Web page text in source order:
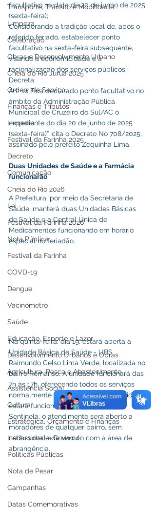
Transporte, Trânsito e Mobilidade
Limpeza
Celebração
Obras e Desenvolvimento Urbano
Cheia do Rio Juruá 2025
Ordem de Serviço
Finanças e Tributos
Limpeza
Festival da Farinha 2025
Decreto
Comunicação
Cheia do Rio 2026
Lei
Festival da Farinha 2026
Nota Pública
Festival da Farinha
COVD-19
Dengue
Vacinômetro
Saúde
Educação, Esporte e Lazer
Desenvolvimento Urbanos e Obras
Agricultura, Pesca e Abastecimento
Assistência Social
Cultura
Estratégica, Orçamento e Finanças
Institucional e Governo
Políticas Públicas
Nota de Pesar
Campanhas
Datas Comemorativas
facultativo na data de 20 de junho de 2025
(sexta-feira);
Considerando a tradição local de, após o
referido feriado, estabelecer ponto
facultativo na sexta-feira subsequente,
visando à economicidade e à
racionalização dos serviços públicos;
Decreta:
Art. 1o Fica declarado ponto facultativo no
âmbito da Administração Pública
Municipal de Cruzeiro do Sul/AC o
expediente do dia 20 de junho de 2025
(sexta-feira)”, cita o Decreto No 708/2025,
assinado pelo prefeito Zequinha Lima.
Duas Unidades de Saúde e a Farmácia
funcionarão
A Prefeitura, por meio da Secretaria de
Saúde, manterá duas Unidades Básicas
de Saúde e a Central Única de
Medicamentos funcionando em horário
especial no feriadão.
Na quinta-feira, dia 19, estará aberta a
Unidade Básica de Saúde - UBS
Raimundo Celso Lima Verde, localizada no
bairro Remanso. A unidade funcionará das
7h às 17h, oferecendo todos os serviços
normalmente disponíveis. Como a unidade
estará funcionando como Unidade
Sentinela, o atendimento será aberto a
moradores de qualquer bairro, sem
necessidade de vínculo com a área de
abrangência.